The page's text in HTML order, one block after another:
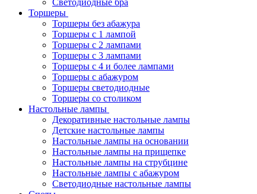
Светодиодные бра
Торшеры
Торшеры без абажура
Торшеры с 1 лампой
Торшеры с 2 лампами
Торшеры с 3 лампами
Торшеры с 4 и более лампами
Торшеры с абажуром
Торшеры светодиодные
Торшеры со столиком
Настольные лампы
Декоративные настольные лампы
Детские настольные лампы
Настольные лампы на основании
Настольные лампы на прищепке
Настольные лампы на струбцине
Настольные лампы с абажуром
Светодиодные настольные лампы